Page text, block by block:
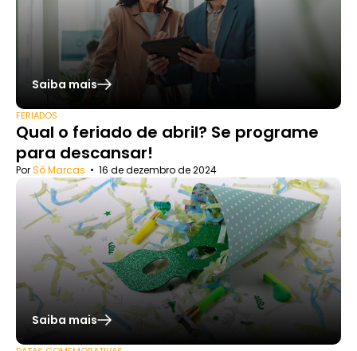
Saiba mais
FERIADOS
Qual o feriado de abril? Se programe
para descansar!
PorSó Marcas • 16 de dezembro de 2024
Saiba mais